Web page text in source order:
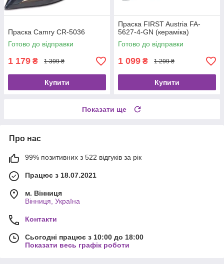
Праска Camry CR-5036
Готово до відправки
1 179 ₴ 1 399 ₴
Купити
Праска FIRST Austria FA-
5627-4-GN (кераміка)
Готово до відправки
1 099 ₴ 1 299 ₴
Купити
Показати ще
Про нас
99% позитивних з 522 відгуків за рік
Працює з 18.07.2021
м. Вінниця
Вінниця, Україна
Контакти
Сьогодні працює з 10:00 до 18:00
Показати весь графік роботи